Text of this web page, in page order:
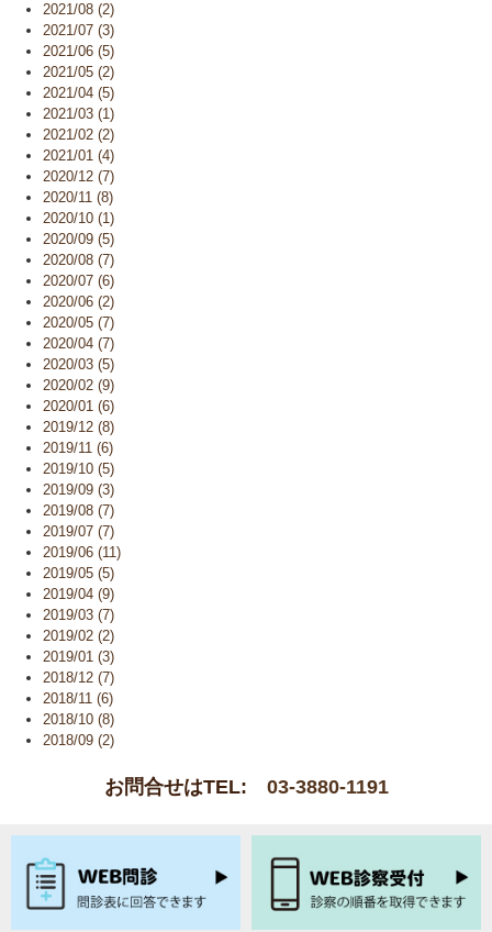
2021/08 (2)
2021/07 (3)
2021/06 (5)
2021/05 (2)
2021/04 (5)
2021/03 (1)
2021/02 (2)
2021/01 (4)
2020/12 (7)
2020/11 (8)
2020/10 (1)
2020/09 (5)
2020/08 (7)
2020/07 (6)
2020/06 (2)
2020/05 (7)
2020/04 (7)
2020/03 (5)
2020/02 (9)
2020/01 (6)
2019/12 (8)
2019/11 (6)
2019/10 (5)
2019/09 (3)
2019/08 (7)
2019/07 (7)
2019/06 (11)
2019/05 (5)
2019/04 (9)
2019/03 (7)
2019/02 (2)
2019/01 (3)
2018/12 (7)
2018/11 (6)
2018/10 (8)
2018/09 (2)
お問合せはTEL: 03-3880-1191